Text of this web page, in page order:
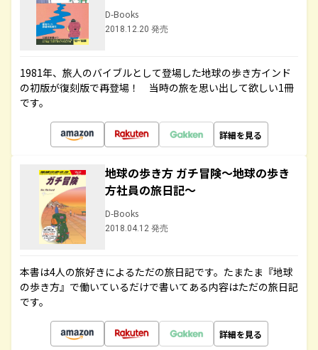
D-Books
2018.12.20 発売
1981年、旅人のバイブルとして登場した地球の歩き方インド
の初版が復刻版で再登場！ 当時の旅を思い出して欲しい1冊
です。
詳細を見る
地球の歩き方 ガチ冒険～地球の歩き
方社員の旅日記～
D-Books
2018.04.12 発売
本書は4人の旅好きによるただの旅日記です。たまたま『地球
の歩き方』で働いているだけで書いてある内容はただの旅日記
です。
詳細を見る